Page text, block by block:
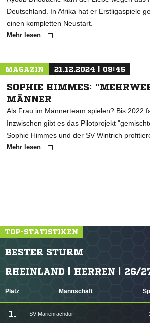
Deutschland. In Afrika hat er Erstligaspiele
einen kompletten Neustart.
Mehr lesen
MAGAZIN 21.12.2024 | 09:45
SOPHIE HIMMES:
MÄNNER
Als Frau im Männerteam spielen? Bis 2022
Inzwischen gibt es das Pilotprojekt
Sophie Himmes und der SV Wintrich
Mehr lesen
TOP-STATISTIKEN
BESTER STURM
RHEINLAND | HERREN | 26/
Platz Mannschaft
1. SV Marienrachdorf